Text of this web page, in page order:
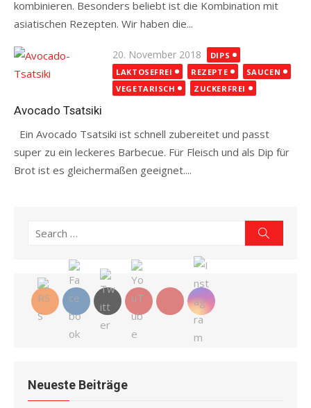
kombinieren. Besonders beliebt ist die Kombination mit
asiatischen Rezepten. Wir haben die...
Posted
on
20. November 2018
DIPS
LAKTOSEFREI
REZEPTE
SAUCEN
VEGETARISCH
ZUCKERFREI
Avocado Tsatsiki
Ein Avocado Tsatsiki ist schnell zubereitet und passt
super zu ein leckeres Barbecue. Für Fleisch und als Dip für
Brot ist es gleichermaßen geeignet....
Search
Neueste Beiträge